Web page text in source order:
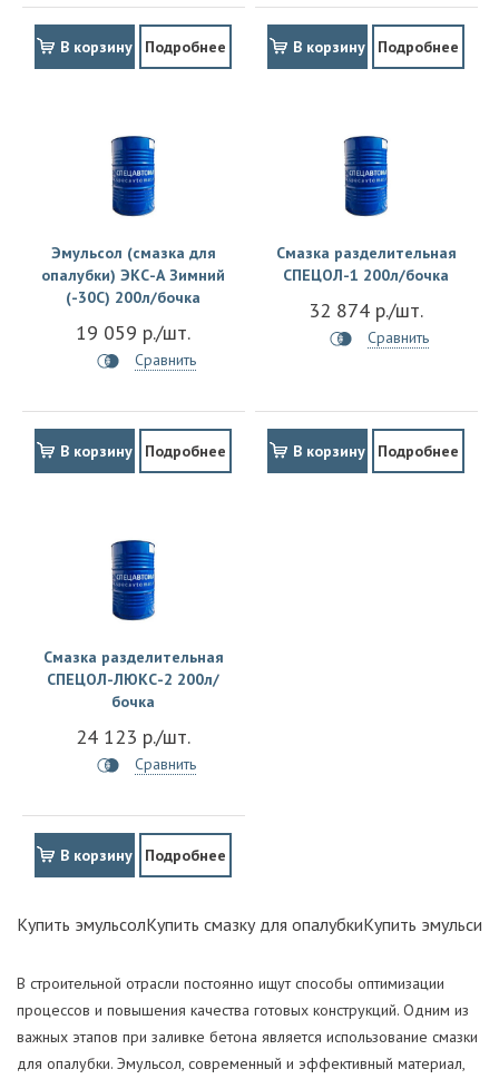
В корзину Подробнее В корзину Подробнее
Эмульсол (смазка для
опалубки) ЭКС-А Зимний
(-30С) 200л/бочка
19 059 р./шт.
Сравнить
В корзину Подробнее
Смазка разделительная
СПЕЦОЛ-1 200л/бочка
32 874 р./шт.
Сравнить
В корзину Подробнее
Смазка разделительная
СПЕЦОЛ-ЛЮКС-2 200л/
бочка
24 123 р./шт.
Сравнить
В корзину Подробнее
Купить эмульсолКупить смазку для опалубкиКупить
В строительной отрасли постоянно ищут способы оптимизации
процессов и повышения качества готовых конструкций. Одним из
важных этапов при заливке бетона является использование смазки
для опалубки. Эмульсол, современный и эффективный материал,